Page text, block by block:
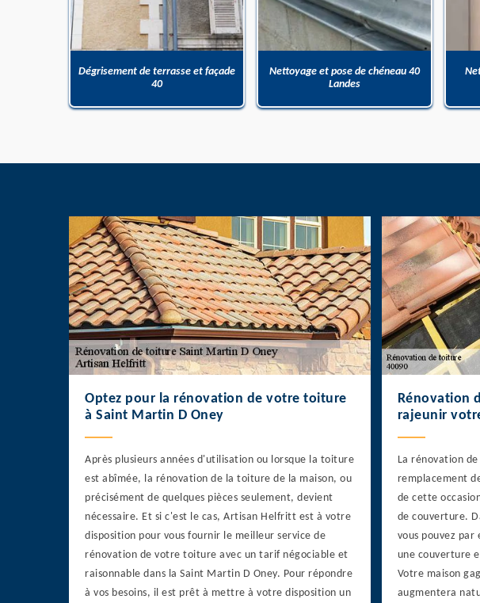
Dégrisement de terrasse et façade
40
Nettoyage et pose de chéneau 40
Landes
Optez pour la rénovation de votre toiture
à Saint Martin D Oney
Après plusieurs années d'utilisation ou lorsque la toiture
est abîmée, la rénovation de la toiture de la maison, ou
précisément de quelques pièces seulement, devient
nécessaire. Et si c'est le cas, Artisan Helfritt est à votre
disposition pour vous fournir le meilleur service de
rénovation de votre toiture avec un tarif négociable et
raisonnable dans la Saint Martin D Oney. Pour répondre
à vos besoins, il est prêt à mettre à votre disposition un
Rénovation
rajeunir
La rénovation
remplacement
de cette
de couverture.
vous pouvez
une couverture
Votre maison
augmentera